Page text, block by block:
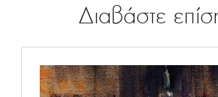
Διαβάστε